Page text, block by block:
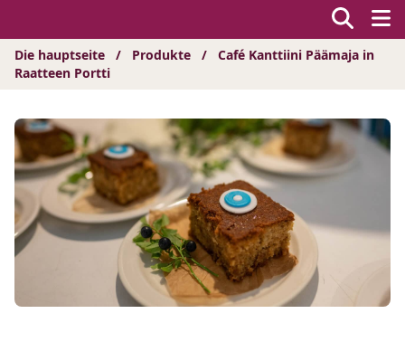
Die hauptseite / Produkte /
Café Kanttiini Päämaja in
Raatteen Portti